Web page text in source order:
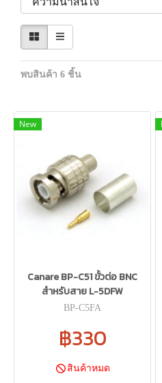
พบสินค้า 6 ชิ้น
New
Canare BP-C51 ขั้วต่อ BNC
สำหรับสาย L-5DFW
BP-C5FA
฿330
สินค้าหมด